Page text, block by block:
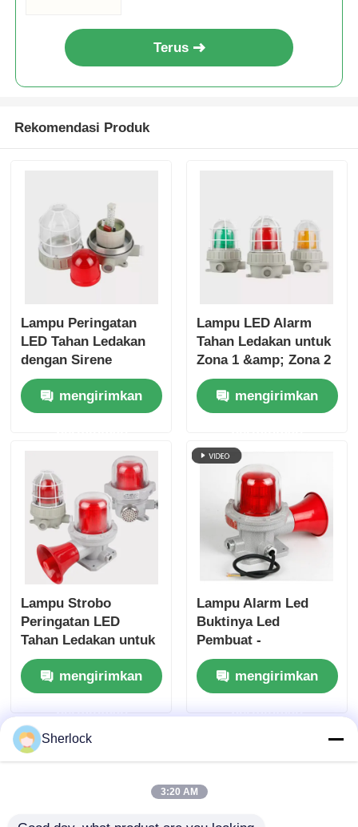
Terus
Rekomendasi Produk
Lampu Peringatan
LED Tahan Ledakan
dengan Sirene
mengirimkan
Lampu LED Alarm
Tahan Ledakan untuk
Zona 1 &amp; Zona 2
mengirimkan
Lampu Strobo
Peringatan LED
Tahan Ledakan untuk
Keamanan Pabrik
mengirimkan
permintaan
Lampu Alarm Led
Buktinya Led
Pembuat -
Pengiriman Cepat
mengirimkan
permintaan
Sherlock
3:20 AM